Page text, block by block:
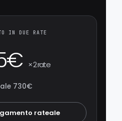
IN DUE RATE
× 2 rate
730€
rateale